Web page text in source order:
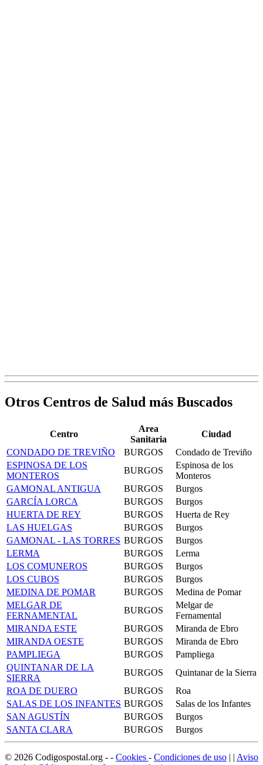
Otros Centros de Salud más Buscados
Centro
Area
Sanitaria
Ciudad
CONDADO DE TREVIÑO
BURGOS
Condado de Treviño
ESPINOSA DE LOS
MONTEROS
BURGOS
Espinosa de los
Monteros
GAMONAL ANTIGUA
BURGOS
Burgos
GARCÍA LORCA
BURGOS
Burgos
HUERTA DE REY
BURGOS
Huerta de Rey
LAS HUELGAS
BURGOS
Burgos
GAMONAL - LAS TORRES BURGOS
Burgos
LERMA
BURGOS
Lerma
LOS COMUNEROS
BURGOS
Burgos
LOS CUBOS
BURGOS
Burgos
MEDINA DE POMAR
BURGOS
Medina de Pomar
MELGAR DE
FERNAMENTAL
BURGOS
Melgar de
Fernamental
MIRANDA ESTE
BURGOS
Miranda de Ebro
MIRANDA OESTE
BURGOS
Miranda de Ebro
PAMPLIEGA
BURGOS
Pampliega
QUINTANAR DE LA
SIERRA
BURGOS
Quintanar de la Sierra
ROA DE DUERO
BURGOS
Roa
SALAS DE LOS INFANTES BURGOS
Salas de los Infantes
SAN AGUSTÍN
BURGOS
Burgos
SANTA CLARA
BURGOS Burgos
© 2026 Codigospostal.org - - Cookies - Condiciones de uso | | Aviso